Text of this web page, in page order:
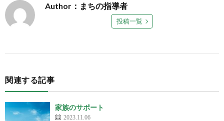
Author：まちの指導者
投稿一覧
関連する記事
家族のサポート
2023.11.06